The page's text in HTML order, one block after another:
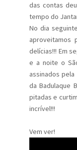
das contas
tempo do
No dia
aproveitamos
delícias!!! Em
e a noite o
assinados
da Badulaque
pitadas e
incrível!!!
Vem ver!